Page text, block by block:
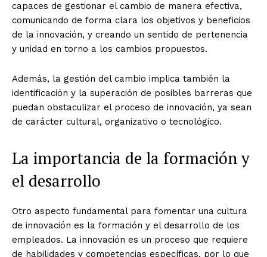
capaces de gestionar el cambio de manera efectiva,
comunicando de forma clara los objetivos y beneficios
de la innovación, y creando un sentido de pertenencia
y unidad en torno a los cambios propuestos.
Además, la gestión del cambio implica también la
identificación y la superación de posibles barreras que
puedan obstaculizar el proceso de innovación, ya sean
de carácter cultural, organizativo o tecnológico.
La importancia de la formación y
el desarrollo
Otro aspecto fundamental para fomentar una cultura
de innovación es la formación y el desarrollo de los
empleados. La innovación es un proceso que requiere
de habilidades y competencias específicas, por lo que